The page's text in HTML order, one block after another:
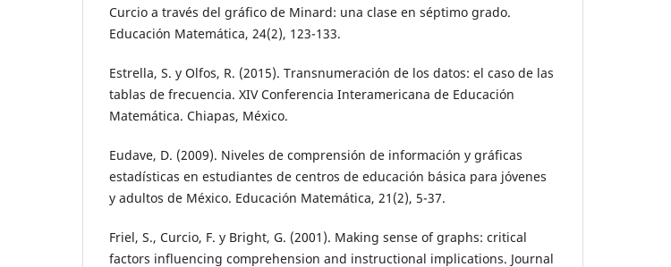
Curcio a través del gráfico de Minard: una clase en séptimo grado.
Educación Matemática, 24(2), 123-133.
Estrella, S. y Olfos, R. (2015). Transnumeración de los datos: el caso de las
tablas de frecuencia. XIV Conferencia Interamericana de Educación
Matemática. Chiapas, México.
Eudave, D. (2009). Niveles de comprensión de información y gráficas
estadísticas en estudiantes de centros de educación básica para jóvenes
y adultos de México. Educación Matemática, 21(2), 5-37.
Friel, S., Curcio, F. y Bright, G. (2001). Making sense of graphs: critical
factors influencing comprehension and instructional implications. Journal